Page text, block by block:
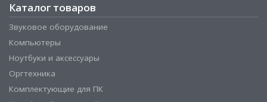
Каталог товаров
Звуковое оборудование
Компьютеры
Ноутбуки и аксессуары
Оргтехника
Комплектующие для ПК